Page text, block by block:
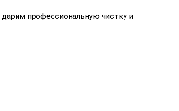
профессиональную чистку и